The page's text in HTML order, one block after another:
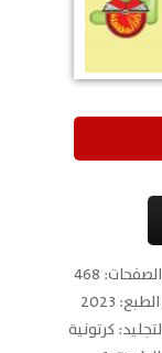
468
2023
كرتونية